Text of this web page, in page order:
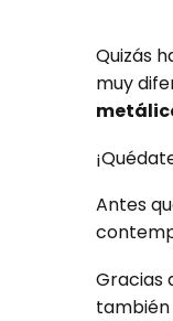
Quizás
muy
Antes
Gracias